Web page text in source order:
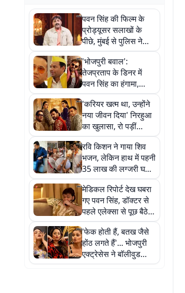
पवन सिंह की फिल्म के
प्रोड्यूसर सलाखों के
पीछे, मुंबई से पुलिस ने
दबोचा... करोड़ों नहीं 78
लाख के खेल में फंसे
'भोजपुरी बवाल':
तेजप्रताप के डिनर में
पवन सिंह का हंगामा,
निरहुआ की इस बात पर
गुस्से में छोड़ी पार्टी!
'करियर खत्म था, उन्होंने
नया जीवन दिया' निरहुआ
का खुलासा, रो पड़ीं
काजल तो मां बनना चाहती
हैं आम्रपाली
रवि किशन ने गाया शिव
भजन, लेकिन हाथ में पहनी
35 लाख की लग्जरी घड़ी
पर टिक गई फैंस की नजर
मेडिकल रिपोर्ट देख घबरा
गए पवन सिंह, डॉक्टर से
पहले एलेक्सा से पूछ बैठे
बीमारी का राज, VIDEO
'फेक होती हैं, बतख जैसे
होंठ लगते हैं'... भोजपुरी
एक्ट्रेसेस ने बॉलीवुड
हसीनाओं पर बोटॉक्स और